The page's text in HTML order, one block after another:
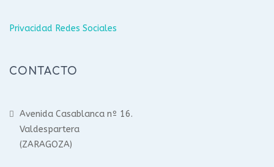
Privacidad Redes Sociales
CONTACTO
Avenida Casablanca nº 16.
Valdespartera
(ZARAGOZA)